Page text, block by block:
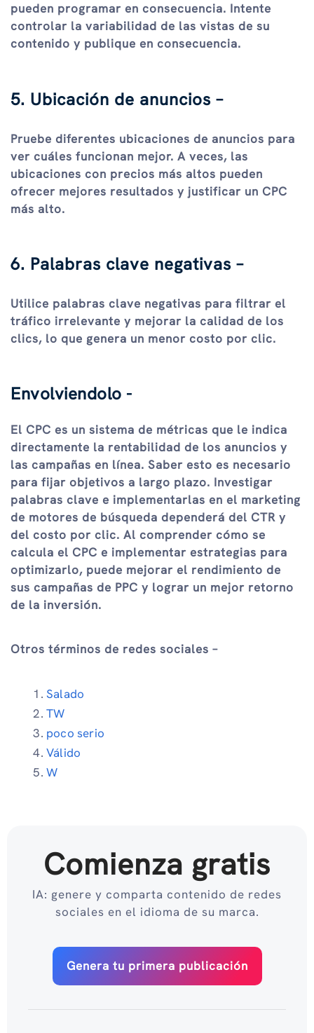
pueden programar en consecuencia. Intente
controlar la variabilidad de las vistas de su
contenido y publique en consecuencia.
5. Ubicación de anuncios –
Pruebe diferentes ubicaciones de anuncios para
ver cuáles funcionan mejor. A veces, las
ubicaciones con precios más altos pueden
ofrecer mejores resultados y justificar un CPC
más alto.
6. Palabras clave negativas –
Utilice palabras clave negativas para filtrar el
tráfico irrelevante y mejorar la calidad de los
clics, lo que genera un menor costo por clic.
Envolviendolo -
El CPC es un sistema de métricas que le indica
directamente la rentabilidad de los anuncios y
las campañas en línea. Saber esto es necesario
para fijar objetivos a largo plazo. Investigar
palabras clave e implementarlas en el marketing
de motores de búsqueda dependerá del CTR y
del costo por clic. Al comprender cómo se
calcula el CPC e implementar estrategias para
optimizarlo, puede mejorar el rendimiento de
sus campañas de PPC y lograr un mejor retorno
de la inversión.
Otros términos de redes sociales –
Salado
TW
poco serio
Válido
W
Comienza gratis
IA: genere y comparta contenido de redes
sociales en el idioma de su marca.
Genera tu primera publicación